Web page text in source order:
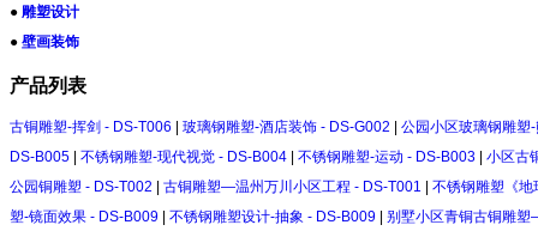
● 雕塑设计
● 壁画装饰
产品列表
古铜雕塑-挥剑 - DS-T006 玻璃钢雕塑-酒店装饰 - DS-G002
公园小区玻璃钢雕塑
DS-B005
不锈钢雕塑-现代视觉 - DS-B004 不锈钢雕塑-运动 - DS-B003
小区古
公园铜雕塑 - DS-T002
古铜雕塑—温州万川小区工程 - DS-T001
不锈钢雕塑《
塑-镜面效果 - DS-B009
不锈钢雕塑设计-抽象 - DS-B009
别墅小区青铜古铜雕